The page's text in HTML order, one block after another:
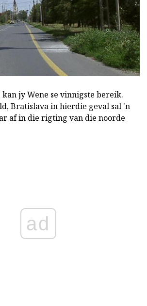
jy Wene se vinnigste bereik.
Bratislava in hierdie geval sal 'n
af in die rigting van die noorde
ad